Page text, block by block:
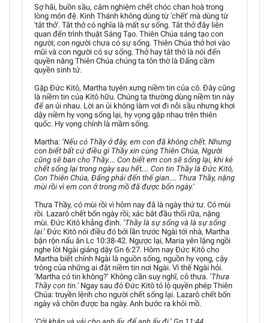
Sợ hãi, buồn sầu, cảm nghiệm chết chóc chan hoà trong
lòng môn đệ. Kinh Thánh không dùng từ 'chết' mà dùng từ
'tắt thở'. Tắt thở có nghĩa là mất sự sống. Tắt thở đây liên
quan đến trình thuật Sáng Tạo. Thiên Chúa sáng tạo con
người; con người chưa có sự sống. Thiên Chúa thở hơi vào
mũi và con người có sự sống. Thở hay tắt thở là nói đến
quyền năng Thiên Chúa chúng ta tôn thờ là Đấng cầm
quyền sinh tử.
Gặp Đức Kitô, Martha tuyên xưng niềm tin của cô. Đây cũng
là niềm tin của Kitô hữu. Chúng ta thường dùng niềm tin này
để an ủi nhau. Lời an ủi không làm vơi đi nỗi sầu nhưng khơi
dậy niềm hy vọng sống lại, hy vọng gặp nhau trên thiên
quốc. Hy vọng chính là mầm sống.
Martha: ‘Nếu có Thầy ở đây, em con đã không chết. Nhưng
con biết bất cứ điều gì Thầy xin cùng Thiên Chúa, Người
cũng sẽ ban cho Thầy.... Con biết em con sẽ sống lại, khi kẻ
chết sống lại trong ngày sau hết.... Con tin Thầy là Đức Kitô,
Con Thiên Chúa, Đấng phải đến thế gian.... Thưa Thầy, nặng
mùi rồi vì em con ở trong mồ đã được bốn ngày.’
Thưa Thầy, có mùi rồi vì hôm nay đã là ngày thứ tư. Có mùi
rồi. Lazarô chết bốn ngày rồi; xác bắt đầu thối rữa, nặng
mùi. Đức Kitô khẳng định. ‘Thầy là sự sống và là sự sống
lại.’ Đức Kitô nói điều đó bởi lần trước Ngài tới nhà, Martha
bận rộn nấu ăn Lc 10:38-42. Ngược lại, Maria yên lặng ngồi
nghe lời Ngài giảng dậy Gn 6:27. Hôm nay Đức Kitô cho
Martha biết chính Ngài là nguồn sống, nguồn hy vọng, cậy
trông của những ai đặt niềm tin nơi Ngài. Vì thế Ngài hỏi.
‘Martha có tin không?’ Không cần suy nghĩ, cô thưa. ‘Thưa
Thầy con tin.’ Ngay sau đó Đức Kitô tỏ lộ quyền phép Thiên
Chúa: truyền lệnh cho người chết sống lại. Lazarô chết bốn
ngày và chôn được ba ngày. Anh bước ra khỏi mồ.